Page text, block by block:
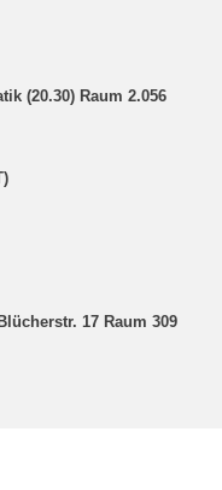
(20.30) Raum 2.056
17 Raum 309